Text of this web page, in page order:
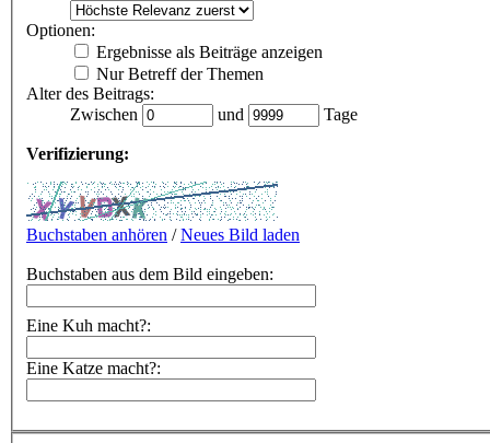
Optionen:
Ergebnisse als Beiträge anzeigen
Nur Betreff der Themen
Alter des Beitrags:
Zwischen
und Tage
Verifizierung:
Buchstaben anhören /Neues Bild laden
Buchstaben aus dem Bild eingeben:
Eine Kuh macht?:
Eine Katze macht?: